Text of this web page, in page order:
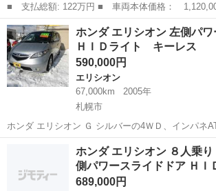
■ 支払総額: 122万円 ■ 車両本体価格： 1,120,000 円 ■ メーカー
名： ホンダ ■ 車種名： エリシオンプレステー
名： ＳＧ ４ＷＤ最終♪最終後期型♪禁煙車♪黒本
純正ナ...
北海道 札幌市 エリシオン
ホンダ エリシオン 左側パ
ＨＩＤライト キーレス
590,000円
エリシオン
67,000km
2005年
札幌市
ホンダ エリシオン Ｇ シルバーの4ＷＤ、インパネ
す。 運転席エアバッグ、ＣＤオーディオ、キーレ
装備付です。 片側パワースライドドアも注目です。
59万円でご用意してます...
エリシオン シルバー
ホンダ エリシオン ８人乗
側パワースライドドア ＨＩ
689,000円